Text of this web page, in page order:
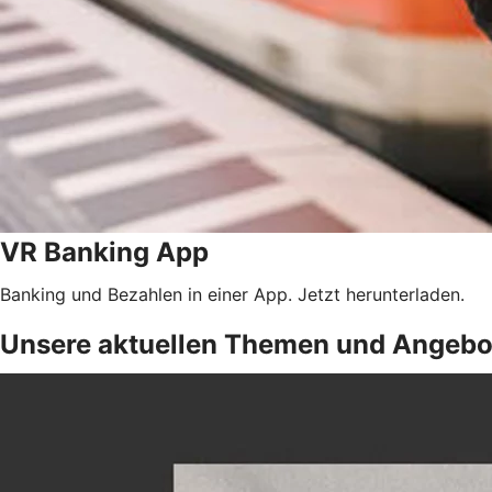
VR Banking App
Banking und Bezahlen in einer App. Jetzt herunterladen.
Unsere aktuellen Themen und